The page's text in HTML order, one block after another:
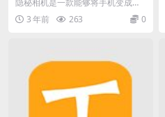
版
隐秘相机是一款能够将手机变成一
台隐形拍摄器，原理就是后台自动
拍摄，可设置前置拍摄...
3 年前 263 0